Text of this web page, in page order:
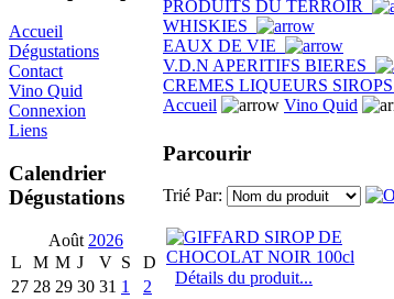
Accueil
Dégustations
Contact
Vino Quid
Connexion
Liens
Calendrier
Dégustations
Août 2026
L
M M J V S
D
27 28 29 30 31 1
2
PRODUITS DU TERROIR
WHISKIES
EAUX DE VIE
V.D.N APERITIFS BIERES
CREMES LIQUEURS SIROPS
Accueil
Vino Quid
Parcourir
Trié Par:
Détails du produit...